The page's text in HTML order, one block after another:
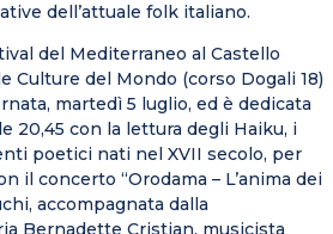
dell’attuale folk italiano.
del Mediterraneo al Castello
Culture del Mondo (corso Dogali 18)
martedì 5 luglio, ed è dedicata
20,45 con la lettura degli Haiku, i
poetici nati nel XVII secolo, per
il concerto “Orodama – L’anima dei
accompagnata dalla
Bernadette Cristian, musicista